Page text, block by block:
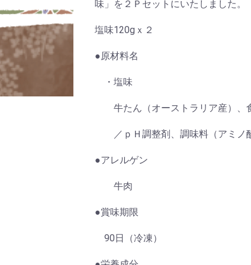
味」を２Ｐセットにいたしました。
塩味120gｘ２
●原材料名
・塩味
牛たん（オーストラリア産）、
／ｐＨ調整剤、調味料（アミノ
●アレルゲン
牛肉
●賞味期限
90日（冷凍）